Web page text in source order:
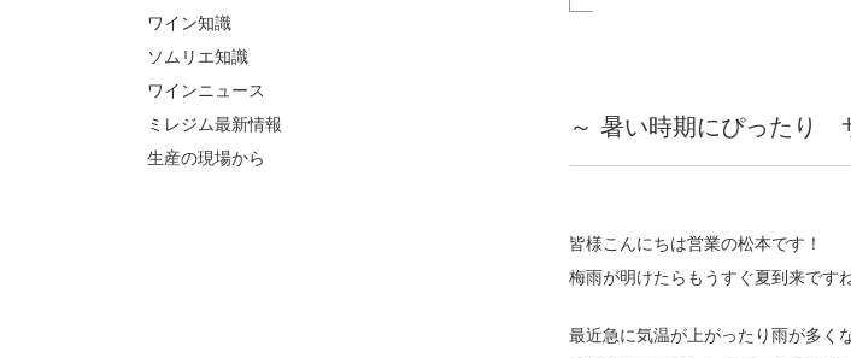
～ 暑い時期にぴったり
皆様こんにちは営業の松本です！
梅雨が明けたらもうすぐ夏到来ですね
最近急に気温が上がったり雨が多くな
ワイン知識
ソムリエ知識
ワインニュース
ミレジム最新情報
生産の現場から